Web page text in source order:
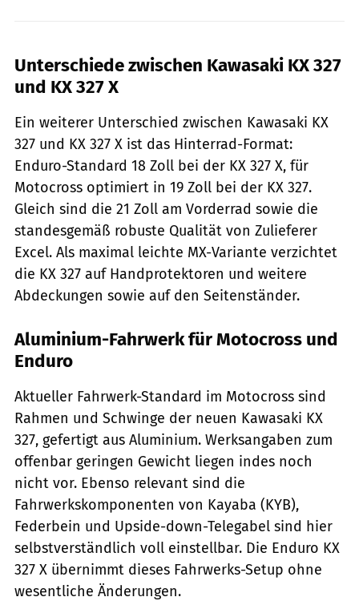
Unterschiede zwischen Kawasaki KX 327
und KX 327 X
Ein weiterer Unterschied zwischen Kawasaki KX
327 und KX 327 X ist das Hinterrad-Format:
Enduro-Standard 18 Zoll bei der KX 327 X, für
Motocross optimiert in 19 Zoll bei der KX 327.
Gleich sind die 21 Zoll am Vorderrad sowie die
standesgemäß robuste Qualität von Zulieferer
Excel. Als maximal leichte MX-Variante verzichtet
die KX 327 auf Handprotektoren und weitere
Abdeckungen sowie auf den Seitenständer.
Aluminium-Fahrwerk für Motocross und
Enduro
Aktueller Fahrwerk-Standard im Motocross sind
Rahmen und Schwinge der neuen Kawasaki KX
327, gefertigt aus Aluminium. Werksangaben zum
offenbar geringen Gewicht liegen indes noch
nicht vor. Ebenso relevant sind die
Fahrwerkskomponenten von Kayaba (KYB),
Federbein und Upside-down-Telegabel sind hier
selbstverständlich voll einstellbar. Die Enduro KX
327 X übernimmt dieses Fahrwerks-Setup ohne
wesentliche Änderungen.